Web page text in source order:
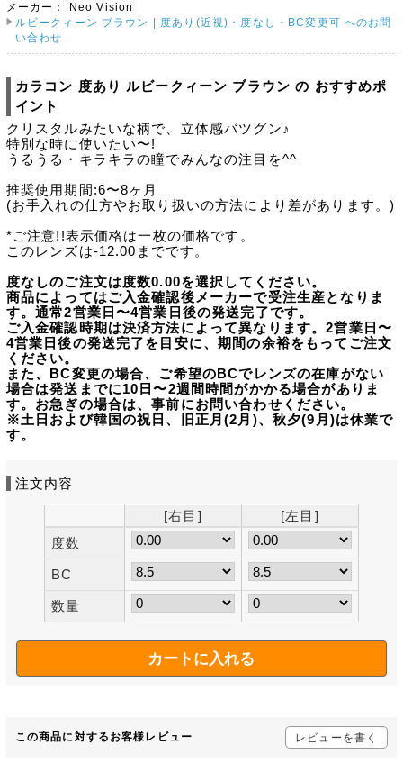
メーカー：
Neo Vision
ルビークィーン ブラウン | 度あり(近視)・度なし・BC変更可 へのお問
い合わせ
カラコン 度あり ルビークィーン ブラウン の おすすめポ
イント
クリスタルみたいな柄で、立体感バツグン♪
特別な時に使いたい〜!
うるうる・キラキラの瞳でみんなの注目を^^
推奨使用期間:6〜8ヶ月
(お手入れの仕方やお取り扱いの方法により差があります。)
*ご注意!!表示価格は一枚の価格です。
このレンズは-12.00までです。
度なしのご注文は度数0.00を選択してください。
商品によってはご入金確認後メーカーで受注生産となりま
す。通常2営業日〜4営業日後の発送完了です。
ご入金確認時期は決済方法によって異なります。2営業日〜
4営業日後の発送完了を目安に、期間の余裕をもってご注文
ください。
また、BC変更の場合、ご希望のBCでレンズの在庫がない
場合は発送までに10日〜2週間時間がかかる場合がありま
す。お急ぎの場合は、事前にお問い合わせください。
※土日および韓国の祝日、旧正月(2月)、秋夕(9月)は休業で
す。
注文内容
[右目]
[左目]
度数
BC
数量
この商品に対するお客様レビュー レビューを書く